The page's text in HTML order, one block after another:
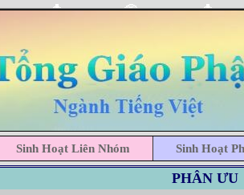
Sinh Hoạt Liên Nhóm Sinh Hoạt
PHÂN ƯU